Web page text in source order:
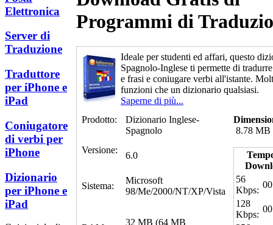
Elettronica
Server di
Traduzione
Traduttore
per iPhone e
iPad
Coniugatore
di verbi per
iPhone
Dizionario
per iPhone e
iPad
Programmi di
Ideale per studenti ed affari, questo
Spagnolo-Inglese ti permette di
e frasi e coniugare verbi all'istante.
funzioni che un dizionario qualsiasi.
Saperne di più...
Prodotto:
Dizionario Inglese-
Spagnolo
8.78 MB
56
Kbps:
128
Kbps:
Versione:
6.0
Sistema:
Microsoft
98/Me/2000/NT/XP/Vista
32 MB (64 MB